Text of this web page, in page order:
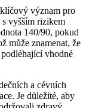
význam pro
vyšším rizikem
140/90, pokud
může znamenat, že
vhodné
a cévních
Je důležité, aby